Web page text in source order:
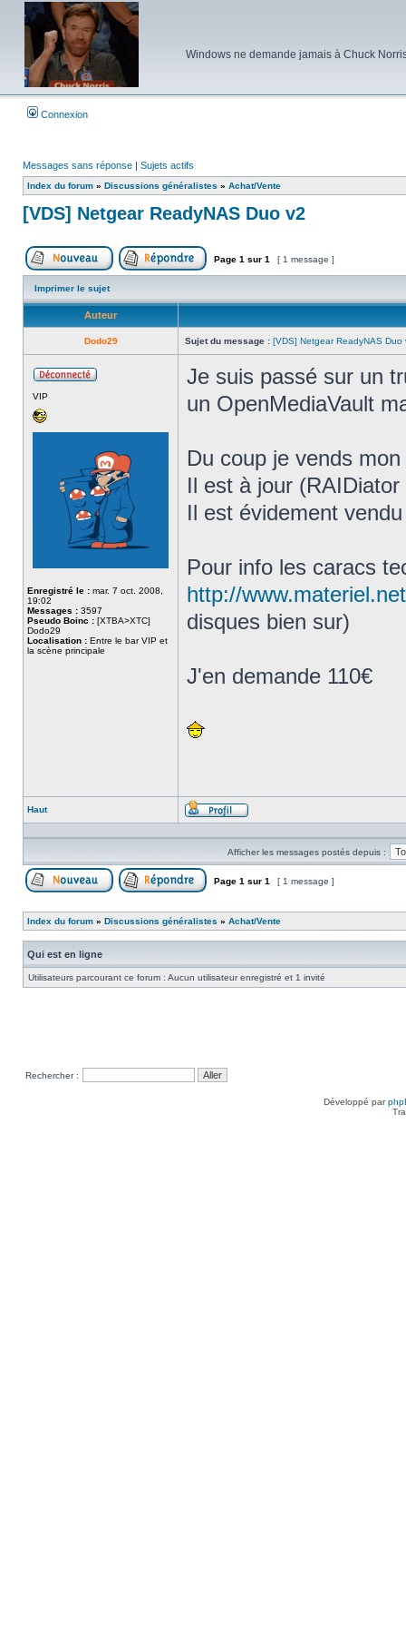
Windows ne demande jamais à Chuck
Connexion
Messages sans réponse | Sujets actifs
Index du forum » Discussions généralistes » Achat/Vente
[VDS] Netgear ReadyNAS Duo v2
Poster un nouveau sujetRépondre au sujet
Page 1 sur 1 [ 1 message ]
Imprimer le sujet
Auteur
Dodo29 Sujet du message : [VDS] Netgear ReadyNAS Duo
VIP
Enregistré le : mar. 7 oct. 2008,
19:02
Messages : 3597
Pseudo Boinc : [XTBA>XTC]
Dodo29
Localisation : Entre le bar VIP et
la scène principale
Je suis passé sur un
un OpenMediaVault
Du coup je vends
Il est à jour
Il est évidement
Pour info les caracs
http://
disques bien sur)
J'en demande 110€
Haut
Profil
Afficher les messages postés depuis :
Page 1 sur 1 [ 1 message ]
Index du forum » Discussions généralistes » Achat/Vente
Qui est en ligne
Utilisateurs parcourant ce forum : Aucun utilisateur enregistré et 1 invité
Rechercher :
Développé par